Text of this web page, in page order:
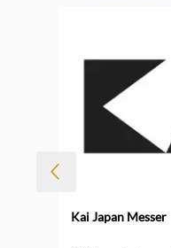
Kai Japan Messer